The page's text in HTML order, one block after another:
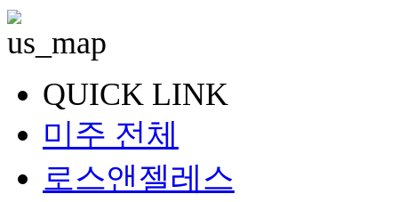
QUICK LINK
미주 전체
로스앤젤레스